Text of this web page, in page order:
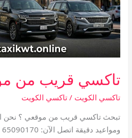
تاكسي قريب من
تاكسي الكويت /تاكسي الكويت
تبحث تاكسي قريب من موقعي ؟ نحن
ومواعيد دقيقة اتصل الآن: 65090170